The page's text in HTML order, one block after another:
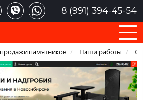
8 (991) 394-45-54
продажи памятников / Наши работы /